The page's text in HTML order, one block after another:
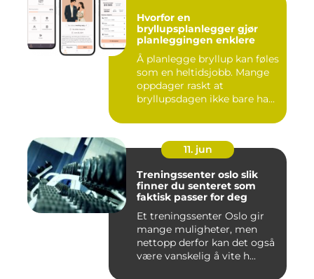
Hvorfor en
bryllupsplanlegger gjør
planleggingen enklere
Å planlegge bryllup kan føles
som en heltidsjobb. Mange
oppdager raskt at
bryllupsdagen ikke bare ha...
11. jun
Treningssenter oslo slik
finner du senteret som
faktisk passer for deg
Et treningssenter Oslo gir
mange muligheter, men
nettopp derfor kan det også
være vanskelig å vite h...